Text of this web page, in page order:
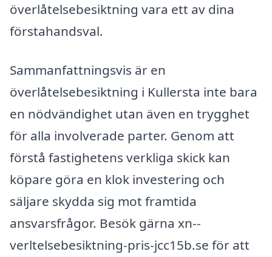
överlåtelsebesiktning vara ett av dina
förstahandsval.
Sammanfattningsvis är en
överlåtelsebesiktning i Kullersta inte bara
en nödvändighet utan även en trygghet
för alla involverade parter. Genom att
förstå fastighetens verkliga skick kan
köpare göra en klok investering och
säljare skydda sig mot framtida
ansvarsfrågor. Besök gärna xn--
verltelsebesiktning-pris-jcc15b.se för att